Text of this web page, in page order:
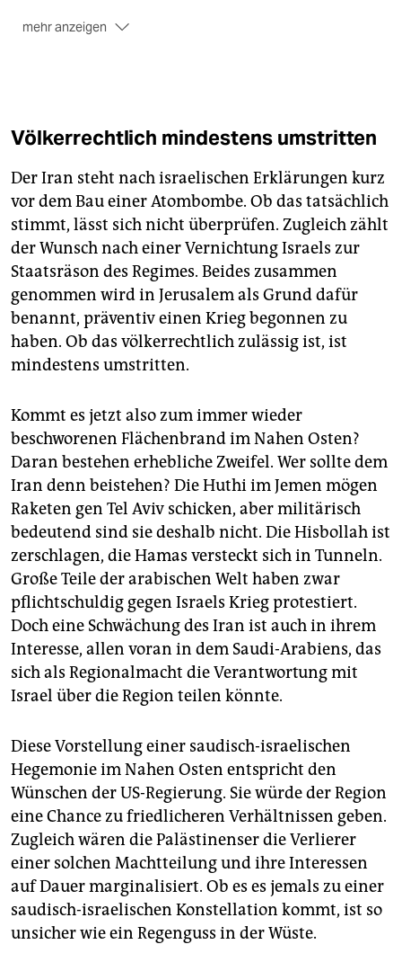
mehr anzeigen
Völkerrechtlich mindestens umstritten
Der Iran steht nach israelischen Erklärungen kurz
vor dem Bau einer Atombombe. Ob das ­tatsächlich
stimmt, lässt sich nicht überprüfen. Zugleich zählt
der Wunsch nach einer ­Vernichtung Israels zur
Staatsräson des Regimes. Beides zusammen
genommen wird in Jerusalem als Grund dafür
benannt, präventiv einen Krieg begonnen zu
haben. Ob das völkerrechtlich ­zulässig ist, ist
mindestens umstritten.
Kommt es jetzt also zum immer wieder
beschworenen Flächenbrand im Nahen Osten?
Daran bestehen erhebliche Zweifel. Wer sollte dem
Iran denn beistehen? Die Huthi im Jemen mögen
Raketen gen Tel Aviv schicken, aber militärisch
bedeutend sind sie deshalb nicht. Die Hisbollah ist
zerschlagen, die Hamas versteckt sich in Tunneln.
Große Teile der arabischen Welt haben zwar
pflichtschuldig gegen Israels Krieg protestiert.
Doch eine Schwächung des Iran ist auch in ihrem
Interesse, allen voran in dem Saudi-Arabiens, das
sich als Regionalmacht die Verantwortung mit
Israel über die Region teilen könnte.
Diese Vorstellung einer saudisch-israelischen
Hegemonie im Nahen Osten entspricht den
Wünschen der US-Regierung. Sie würde der Region
eine Chance zu friedlicheren Verhältnissen geben.
Zugleich wären die Palästinenser die Verlierer
einer solchen Machtteilung und ihre Interessen
auf Dauer marginalisiert. Ob es es jemals zu einer
saudisch-israelischen Konstellation kommt, ist so
unsicher wie ein Regenguss in der Wüste.